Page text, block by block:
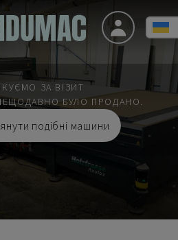
ЗА ВІЗИТ
БУЛО ПРОДАНО.
подібні машини